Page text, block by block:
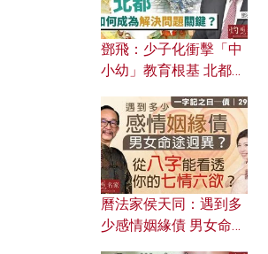
鄧飛：少子化衝擊「中
小幼」教育根基 北都如
曆法家侯天同：遇到多
少感情姻緣債 男女命途